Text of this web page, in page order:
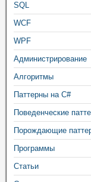
SQL
WCF
WPF
Администрирование
Алгоритмы
Паттерны на C#
Поведенческие
Порождающие
Программы
Статьи